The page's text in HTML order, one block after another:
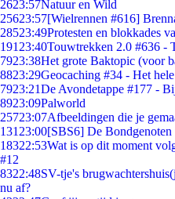
2623:57Natuur en Wild
25623:57[Wielrennen #616]
28523:49Protesten en blokkades
191 23:40Touwtrekken 2.0 #636 -
7923:38Het grote Baktopic (voor
8823:29Geocaching #34 - Het
7923:21De Avondetappe #177 -
8923:09Palworld
25723:07Afbeeldingen die je
131 23:00[SBS6] De
18322:53Wat is op dit moment
#12
8322:48SV-tje's
nu af?